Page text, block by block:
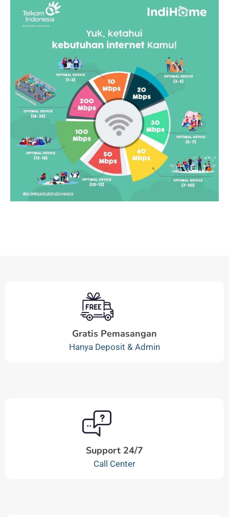
Gratis Pemasangan
Hanya Deposit & Admin
Support 24/7
Call Center